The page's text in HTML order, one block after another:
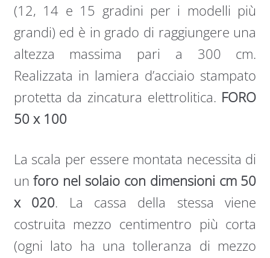
(12, 14 e 15 gradini per i modelli più
grandi) ed è in grado di raggiungere una
altezza massima pari a 300 cm.
Realizzata in lamiera d’acciaio stampato
protetta da zincatura elettrolitica. FORO
50 x 100
La scala per essere montata necessita di
unforo nel solaio con dimensioni cm 50
x 020. La cassa della stessa viene
costruita mezzo centimentro più corta
(ogni lato ha una tolleranza di mezzo